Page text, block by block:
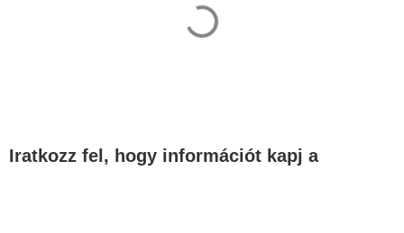
Iratkozz fel, hogy információt kapj a